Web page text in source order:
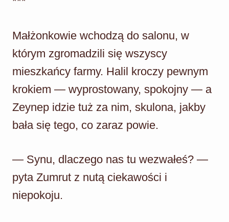
Małżonkowie wchodzą do salonu, w
którym zgromadzili się wszyscy
mieszkańcy farmy. Halil kroczy pewnym
krokiem — wyprostowany, spokojny — a
Zeynep idzie tuż za nim, skulona, jakby
bała się tego, co zaraz powie.
— Synu, dlaczego nas tu wezwałeś? —
pyta Zumrut z nutą ciekawości i
niepokoju.